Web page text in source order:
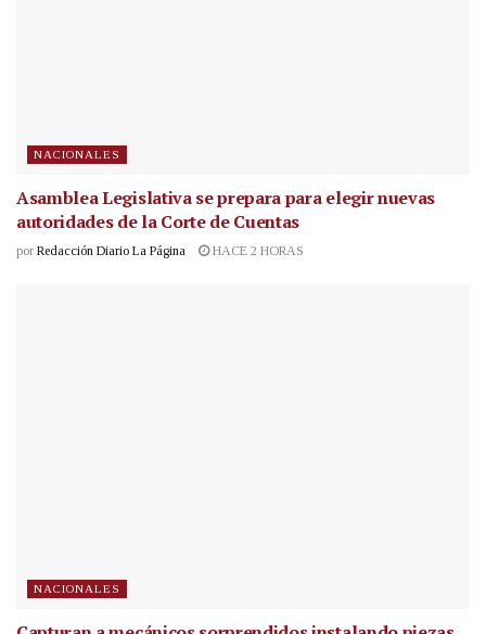
NACIONALES
Asamblea Legislativa se prepara para elegir nuevas
autoridades de la Corte de Cuentas
por Redacción Diario La Página HACE 2 HORAS
NACIONALES